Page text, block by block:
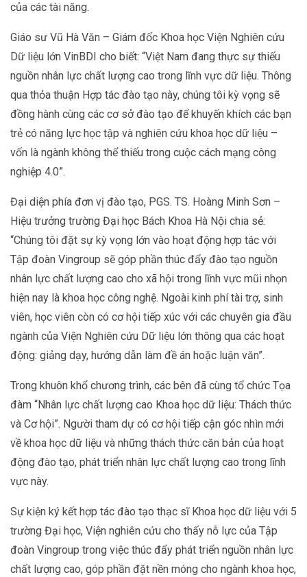
của các tài năng.
Giáo sư Vũ Hà Văn – Giám đốc Khoa học Viện Nghiên cứu
Dữ liệu lớn VinBDI cho biết: “Việt Nam đang thực sự thiếu
nguồn nhân lực chất lượng cao trong lĩnh vực dữ liệu. Thông
qua thỏa thuận Hợp tác đào tạo này, chúng tôi kỳ vọng sẽ
đồng hành cùng các cơ sở đào tạo để khuyến khích các bạn
trẻ có năng lực học tập và nghiên cứu khoa học dữ liệu –
vốn là ngành không thể thiếu trong cuộc cách mạng công
nghiệp 4.0”.
Đại diện phía đơn vị đào tạo, PGS. TS. Hoàng Minh Sơn –
Hiệu trưởng trường Đại học Bách Khoa Hà Nội chia sẻ:
“Chúng tôi đặt sự kỳ vọng lớn vào hoạt động hợp tác với
Tập đoàn Vingroup sẽ góp phần thúc đẩy đào tạo nguồn
nhân lực chất lượng cao cho xã hội trong lĩnh vực mũi nhọn
hiện nay là khoa học công nghệ. Ngoài kinh phí tài trợ, sinh
viên, học viên còn có cơ hội tiếp xúc với các chuyên gia đầu
ngành của Viện Nghiên cứu Dữ liệu lớn thông qua các hoạt
động: giảng dạy, hướng dẫn làm đề án hoặc luận văn”.
Trong khuôn khổ chương trình, các bên đã cùng tổ chức Tọa
đàm “Nhân lực chất lượng cao Khoa học dữ liệu: Thách thức
và Cơ hội”. Người tham dự có cơ hội tiếp cận góc nhìn mới
về khoa học dữ liệu và những thách thức căn bản của hoạt
động đào tạo, phát triển nhân lực chất lượng cao trong lĩnh
vực này.
Sự kiện ký kết hợp tác đào tạo thạc sĩ Khoa học dữ liệu với 5
trường Đại học, Viện nghiên cứu cho thấy nỗ lực của Tập
đoàn Vingroup trong việc thúc đẩy phát triển nguồn nhân lực
chất lượng cao, góp phần đặt nền móng cho ngành khoa học,